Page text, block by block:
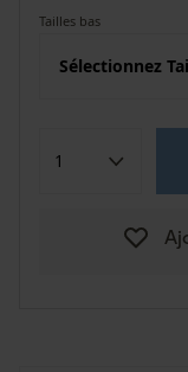
Tailles bas
Sélectionnez